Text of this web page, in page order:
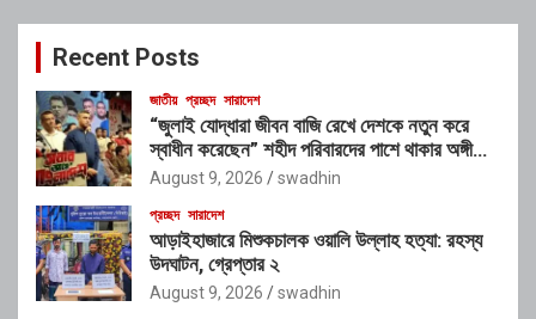
c
Recent Posts
জাতীয় প্রচ্ছদ সারাদেশ
“জুলাই যোদ্ধারা জীবন বাজি রেখে দেশকে নতুন করে
স্বাধীন করেছেন” শহীদ পরিবারদের পাশে থাকার অঙ্গীকার
গণপূর্তমন্ত্রীর
August 9, 2026 swadhin
প্রচ্ছদ সারাদেশ
আড়াইহাজারে মিশুকচালক ওয়ালি উল্লাহ হত্যা: রহস্য
উদঘাটন, গ্রেপ্তার ২
August 9, 2026 swadhin